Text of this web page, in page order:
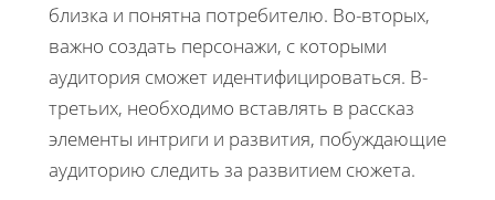
близка и понятна потребителю. Во-вторых,
важно создать персонажи, с которыми
аудитория сможет идентифицироваться. В-
третьих, необходимо вставлять в рассказ
элементы интриги и развития, побуждающие
аудиторию следить за развитием сюжета.